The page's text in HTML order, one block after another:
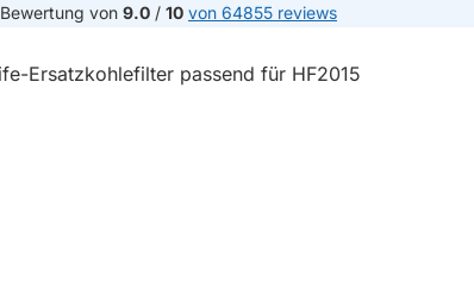
von 9.0 / 10 von 64855 reviews